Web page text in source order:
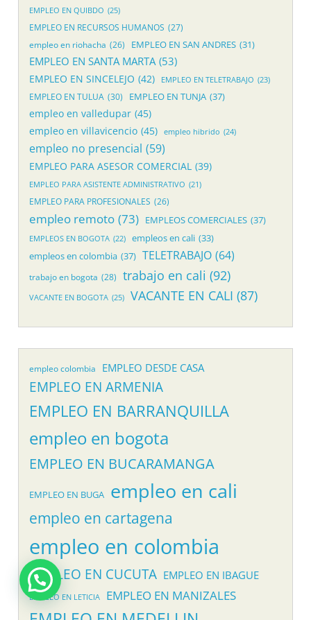
EMPLEO EN QUIBDO (25)
EMPLEO EN RECURSOS HUMANOS (27)
empleo en riohacha (26) EMPLEO EN SAN ANDRES (31)
EMPLEO EN SANTA MARTA (53)
EMPLEO EN SINCELEJO (42) EMPLEO EN TELETRABAJO (23)
EMPLEO EN TULUA (30) EMPLEO EN TUNJA (37)
empleo en valledupar (45)
empleo en villavicencio (45) empleo hibrido (24)
empleo no presencial (59)
EMPLEO PARA ASESOR COMERCIAL (39)
EMPLEO PARA ASISTENTE ADMINISTRATIVO (21)
EMPLEO PARA PROFESIONALES (26)
empleo remoto (73) EMPLEOS COMERCIALES (37)
EMPLEOS EN BOGOTA (22) empleos en cali (33)
empleos en colombia (37) TELETRABAJO (64)
trabajo en bogota (28) trabajo en cali (92)
VACANTE EN BOGOTA (25) VACANTE EN CALI (87)
empleo colombia EMPLEO DESDE CASA
EMPLEO EN ARMENIA
EMPLEO EN BARRANQUILLA
empleo en bogota
EMPLEO EN BUCARAMANGA
EMPLEO EN BUGA empleo en cali
empleo en cartagena
empleo en colombia
EMPLEO EN CUCUTA EMPLEO EN IBAGUE
EMPLEO EN LETICIA EMPLEO EN MANIZALES